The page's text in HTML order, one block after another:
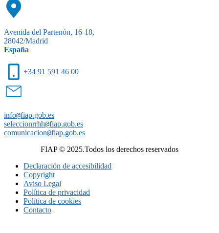
Avenida del Partenón, 16-18,
28042/Madrid
España
+34 91 591 46 00
info@fiap.gob.es
seleccionrrhh@fiap.gob.es
comunicacion@fiap.gob.es
FIAP © 2025.Todos los derechos reservados
Declaración de accesibilidad
Copyright
Aviso Legal
Política de privacidad
Política de cookies
Contacto